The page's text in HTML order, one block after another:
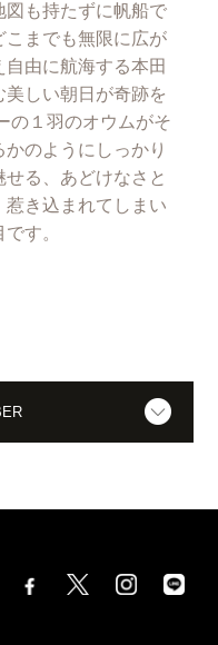
図も持たずに帆船で
までも無限に広が
由に航海する本田
しい朝日が奇跡を
の１羽のオウムがそ
のようにしっかり
る、あどけなさと
き込まれてしまい
す。